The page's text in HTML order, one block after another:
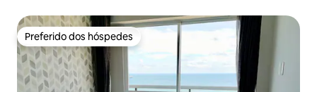
Preferido dos hóspedes
Preferido dos hóspedes